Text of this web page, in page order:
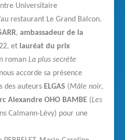
Universitaire
restaurant Le Grand Balcon.
,ambassadeur de la
et lauréat du prix
romanLa plus secrète
accorde sa présence
des auteurs ELGAS (Mâle noir,
Alexandre OHO BAMBE (Les
Calmann-Lévy) pour une